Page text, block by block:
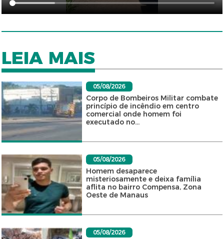
LEIA MAIS
05/08/2026
Corpo de Bombeiros Militar combate
princípio de incêndio em centro
comercial onde homem foi
executado no...
05/08/2026
Homem desaparece
misteriosamente e deixa família
aflita no bairro Compensa, Zona
Oeste de Manaus
05/08/2026